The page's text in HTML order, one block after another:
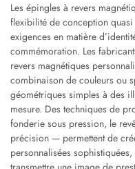
Les épingles à revers
flexibilité de conception
exigences en matière
commémoration. Les
revers magnétiques
combinaison de couleurs ou
géométriques simples à des
mesure. Des techniques de
fonderie sous pression, le
précision — permettent de
personnalisées